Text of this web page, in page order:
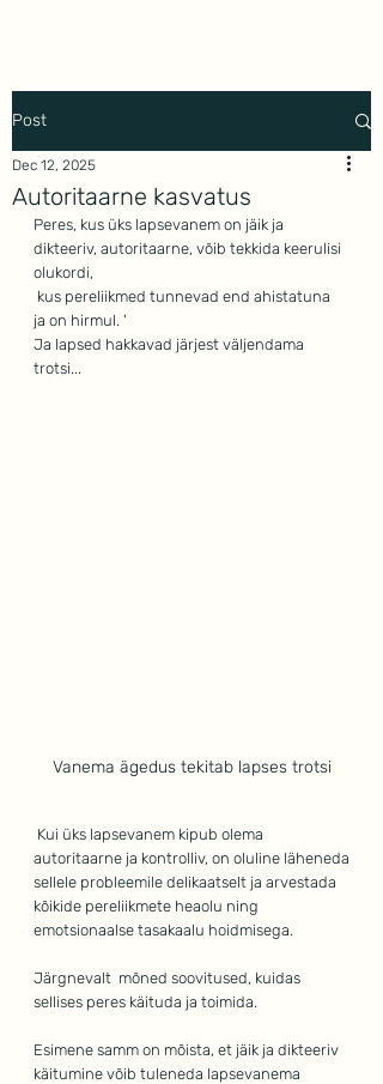
Post
Autoritaarne kasvatus
Dec 12, 2025
Peres, kus üks lapsevanem on jäik ja
dikteeriv, autoritaarne, võib tekkida keerulisi
olukordi,
kus pereliikmed tunnevad end ahistatuna
ja on hirmul. '
Ja lapsed hakkavad järjest väljendama
trotsi...
Vanema ägedus tekitab lapses trotsi
Kui üks lapsevanem kipub olema
autoritaarne ja kontrolliv, on oluline läheneda
sellele probleemile delikaatselt ja arvestada
kõikide pereliikmete heaolu ning
emotsionaalse tasakaalu hoidmisega.
Järgnevalt  mõned soovitused, kuidas
sellises peres käituda ja toimida.
Esimene samm on mõista, et jäik ja dikteeriv
käitumine võib tuleneda lapsevanema